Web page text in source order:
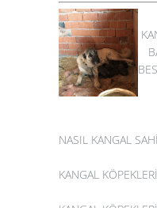
NASIL KANGAL
KANGAL